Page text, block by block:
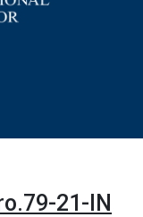
21-IN